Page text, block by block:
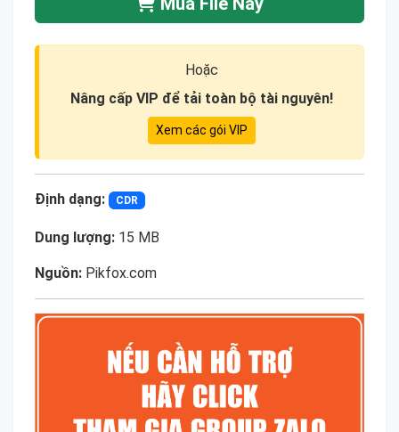
Hoặc
Nâng cấp VIP để tải toàn bộ tài nguyên!
Xem các gói VIP
Định dạng: CDR
Dung lượng: 15 MB
Nguồn: Pikfox.com